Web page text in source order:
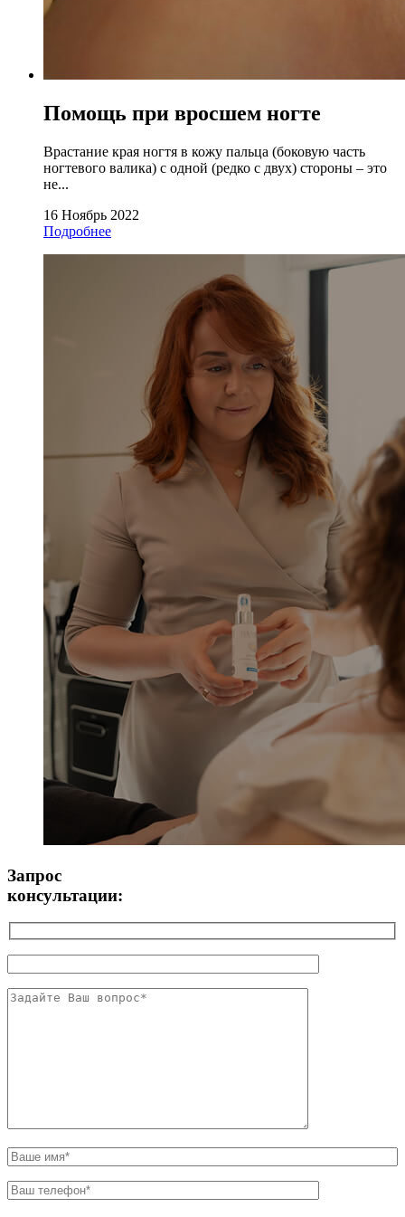
Помощь при вросшем ногте
Врастание края ногтя в кожу пальца (боковую часть
ногтевого валика) с одной (редко с двух) стороны – это
не...
16 Ноябрь 2022
Подробнее
Запрос
консультации: